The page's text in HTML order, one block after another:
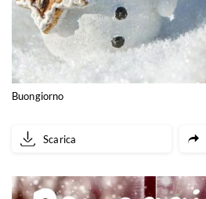
Buongiorno
Scarica